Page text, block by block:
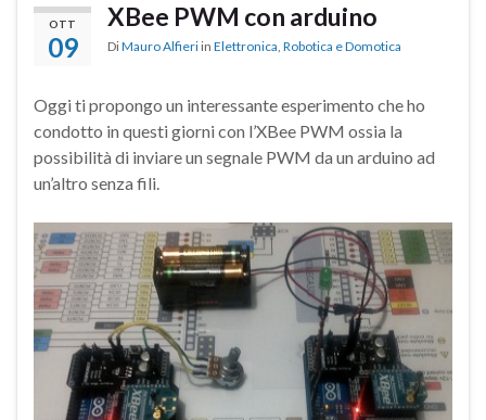
OTT
09
XBee PWM con arduino
DiMauro Alfieri in Elettronica, Robotica e Domotica
Oggi ti propongo un interessante esperimento che ho
condotto in questi giorni con l’XBee PWM ossia la
possibilità di inviare un segnale PWM da un arduino ad
un’altro senza fili.